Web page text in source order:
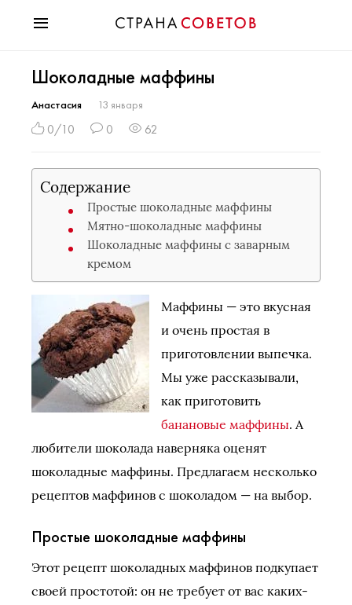
Мода
Звезды
Гороскопы
Психология
Хобби
Праздники
Шоколадные маффины
Анастасия 13 января
0/10 0 62
Содержание
Простые шоколадные маффины
Мятно-шоколадные маффины
Шоколадные маффины с заварным
кремом
Маффины — это вкусная
и очень простая в
приготовлении выпечка.
Мы уже рассказывали,
как приготовить
банановые маффины. А
любители шоколада наверняка оценят
шоколадные маффины. Предлагаем несколько
рецептов маффинов с шоколадом — на выбор.
Простые шоколадные маффины
Этот рецепт шоколадных маффинов подкупает
своей простотой: он не требует от вас каких-